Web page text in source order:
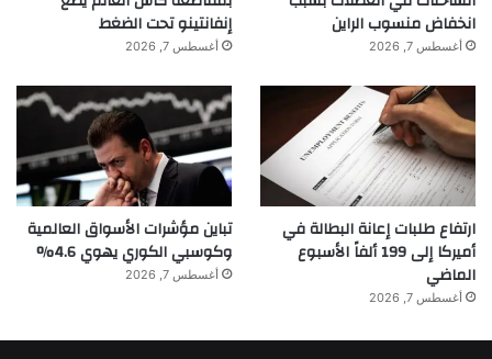
انخفاض منسوب الراين
أغسطس 7, 2026
إنفانتينو تحت الضغط
أغسطس 7, 2026
ارتفاع طلبات إعانة البطالة في
أميركا إلى 199 ألفاً الأسبوع
الماضي
أغسطس 7, 2026
تباين مؤشرات الأسواق العالمية
وكوسبي الكوري يهوي 4.6%
أغسطس 7, 2026